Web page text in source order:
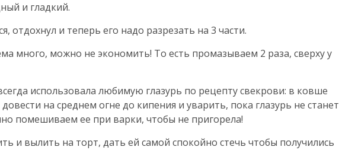
и гладкий.
отдохнул и теперь его надо разрезать на 3 части.
много, можно не экономить! То есть промазываем 2 раза, сверху у
использовала любимую глазурь по рецепту свекрови: в ковше
на среднем огне до кипения и уварить, пока глазурь не станет
помешиваем ее при варки, чтобы не пригорела!
и вылить на торт, дать ей самой спокойно стечь чтобы получились